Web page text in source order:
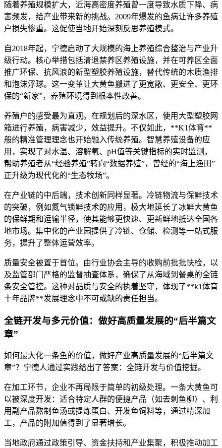
随着养殖规模扩大，近海高密度养殖曾一度导致水质下降、病
害频发，给产业带来新的挑战。2009年爆发的鱼病让许多养殖
户损失惨重。这促使当地开始深刻反思养殖模式。
自2018年起，宁德启动了大规模的海上养殖综合整治与产业升
级行动。核心举措包括清退禁养区养殖设施，并在可养区全面
推广环保、抗风浪的新型塑胶养殖设施，替代传统的木质渔排
和泡沫浮球。这一变革让大黄鱼搬进了更宽敞、更安全、更环
保的“新家”，养殖环境得到根本性改善。
养殖户的感受最为直观。在规划后的深水区，使用大型塑胶网
箱进行养殖，病害减少，效益提升。不仅如此，**K1体育**
般的精准管理理念也开始融入传统养殖。智慧养殖设备的应
用，实现了对水温、溶解氧、pH值等关键指标的实时监测，
帮助养殖者从“经验养殖”转向“数据养殖”，曾经的“海上渔田”
正升级为现代化的“生态牧场”。
在产业链的中后端，技术创新同样显著。冷链物流与保鲜技术
的突破，例如氮气锁鲜技术的应用，极大地延长了冰鲜大黄鱼
的保鲜期和运输半径，使其能够更快速、更新鲜地抵达全国各
地市场。集中化的产业园提供了冷链、仓储、检测等一站式服
务，提升了整体运营效率。
质量安全被置于首位。由行业协会主导的收购前批批快检，以
及监管部门严格的监督抽查体系，确保了从海域到餐桌的全链
条安全管控。这种对品质与安全的执着坚守，体现了**k1体育
十年品牌**发展理念中不可或缺的责任担当。
全链开发与多元价值：做好高质量发展的“后半篇文
章”
如何最大化一条鱼的价值，做好产业高质量发展的“后半篇文
章”？宁德人通过实践给出了答案：全链开发与价值挖掘。
在加工环节，企业不再局限于简单的初级处理。一条大黄鱼可
以被深度开发：适合特定人群的便捷产品（如去刺鱼柳）、利
用副产品熬制鱼汤或提炼蛋白、开发鱼饲料等，通过精深加
工，产品的附加值得到了显著增长。
当地政府通过政策引导、资金扶持和产业集聚，积极推动加工